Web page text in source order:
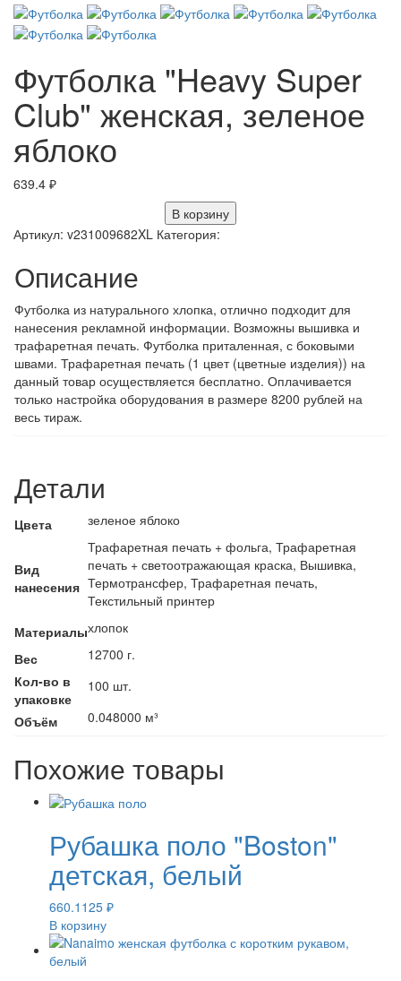
Футболка "Heavy Super
Club" женская, зеленое
яблоко
639.4 ₽
В корзину
Артикул: v231009682XL Категория:
Описание
Футболка из натурального хлопка, отлично подходит для
нанесения рекламной информации. Возможны вышивка и
трафаретная печать. Футболка приталенная, с боковыми
швами. Трафаретная печать (1 цвет (цветные изделия)) на
данный товар осуществляется бесплатно. Оплачивается
только настройка оборудования в размере 8200 рублей на
весь тираж.
Детали
Цвета зеленое яблоко
Вид
нанесения
Трафаретная печать + фольга, Трафаретная
печать + светоотражающая краска, Вышивка,
Термотрансфер, Трафаретная печать,
Текстильный принтер
Материалыхлопок
Вес
12700 г.
Кол-во в
упаковке
100 шт.
Объём
0.048000 м³
Похожие товары
Рубашка поло "Boston"
детская, белый
660.1125 ₽
В корзину